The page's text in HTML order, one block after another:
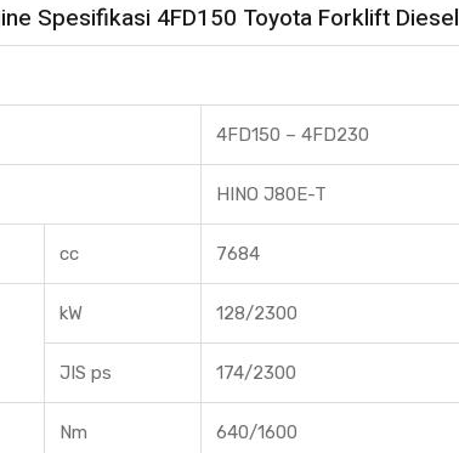
Spesifikasi 4FD150 Toyota Forklift Diesel
4FD150 – 4FD230
HINO J80E-T
cc 7684
kW 128/2300
JIS ps 174/2300
Nm 640/1600